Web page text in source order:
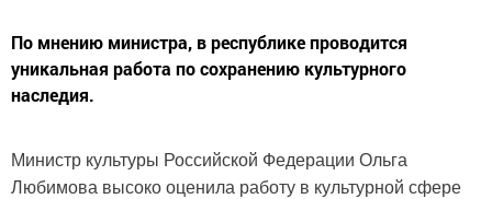
По мнению министра, в республике проводится
уникальная работа по сохранению культурного
наследия.
Министр культуры Российской Федерации Ольга
Любимова высоко оценила работу в культурной сфере